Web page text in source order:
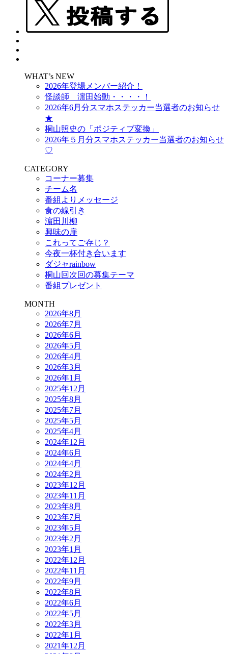
WHAT’s NEW
2026年登場メンバー紹介！
怪談師 濵田始動・・・・！
2026年6月分スマホステッカー当選者のお知らせ
★
桐山照史の「ポジティブ変換」
2026年５月分スマホステッカー当選者のお知らせ
♡
CATEGORY
コーナー募集
チーム名
番組よりメッセージ
食の線引き
濵田川柳
興味の扉
これってご存じ？
今夜一杯付き合います
ダジャrainbow
桐山回次回の募集テーマ
番組プレゼント
MONTH
2026年8月
2026年7月
2026年6月
2026年5月
2026年4月
2026年3月
2026年1月
2025年12月
2025年8月
2025年7月
2025年5月
2025年4月
2024年12月
2024年6月
2024年4月
2024年2月
2023年12月
2023年11月
2023年8月
2023年7月
2023年5月
2023年2月
2023年1月
2022年12月
2022年11月
2022年9月
2022年8月
2022年6月
2022年5月
2022年3月
2022年1月
2021年12月